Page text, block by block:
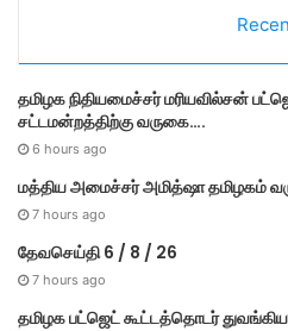
i
e
s
தமி​ழ​க நிதியமைச்சர் மரியவில்சன்
சட்டமன்றத்திற்கு வருகை….
6 hours ago
மத்திய அமைச்சர் அமித்ஷா தமிழகம்
7 hours ago
தேவசெய்தி 6 / 8 / 26
7 hours ago
தமிழக பட்ஜெட் கூட்டத்தொடர்